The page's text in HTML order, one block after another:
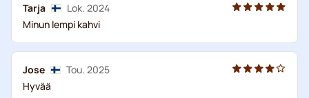
Tarja
Lok. 2024
Minun lempi kahvi
Jose
Tou. 2025
Hyvää